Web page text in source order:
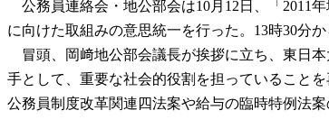
公務員連絡会・地公部会は10月12日、「2011
に向けた取組みの意思統一を行った。13時30分
冒頭、岡﨑地公部会議長が挨拶に立ち、東日
手として、重要な社会的役割を担っていること
公務員制度改革関連四法案や給与の臨時特例法